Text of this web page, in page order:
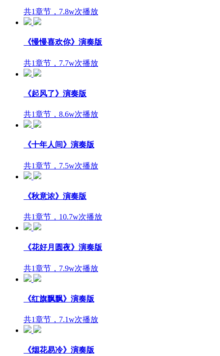
共1章节，7.8w次播放
《慢慢喜欢你》演奏版
共1章节，7.7w次播放
《起风了》演奏版
共1章节，8.6w次播放
《十年人间》演奏版
共1章节，7.5w次播放
《秋意浓》演奏版
共1章节，10.7w次播放
《花好月圆夜》演奏版
共1章节，7.9w次播放
《红旗飘飘》演奏版
共1章节，7.1w次播放
《烟花易冷》演奏版